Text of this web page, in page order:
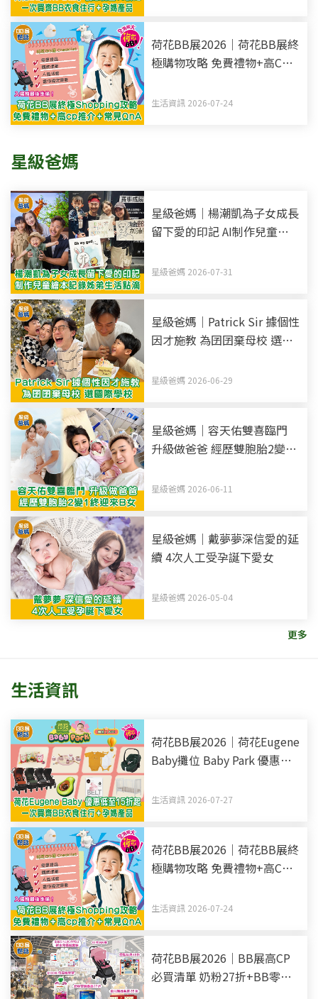
荷花BB展2026｜荷花BB展終
極購物攻略 免費禮物+高CP
備！
生活資訊 2026-07-24
星級爸媽
星級爸媽｜楊潮凱為子女成長
留下愛的印記 AI制作兒童繪
星級爸媽 2026-07-31
星級爸媽｜Patrick Sir 據個性
因才施教 為囝囝棄母校 選國
星級爸媽 2026-06-29
星級爸媽｜容天佑雙喜臨門
升級做爸爸 經歷雙胞胎2變1
星級爸媽 2026-06-11
星級爸媽｜戴夢夢深信愛的延
續 4次人工受孕誕下愛女
星級爸媽 2026-05-04
更多
生活資訊
荷花BB展2026｜荷花Eugene
Baby攤位 Baby Park 優惠低
行+孕媽產品
生活資訊 2026-07-27
荷花BB展2026｜荷花BB展終
極購物攻略 免費禮物+高CP
備！
生活資訊 2026-07-24
荷花BB展2026｜BB展高CP
必買清單 奶粉27折+BB零食